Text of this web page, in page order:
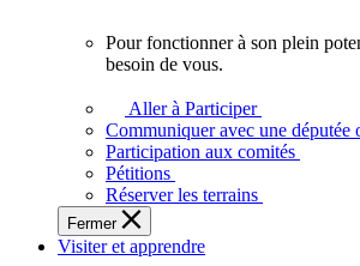
plein
potentiel,
l'Assemblée
a
besoin
de
Pour fonctionner à son plein
besoin de vous.
Aller à Participer
Communiquer avec une députée
Participation aux comités
Pétitions
Réserver les terrains
Fermer
Visiter et apprendre